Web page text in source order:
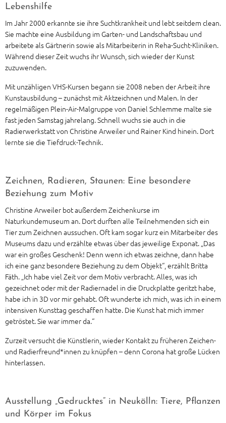
Lebenshilfe
Im Jahr 2000 erkannte sie ihre Suchtkrankheit und lebt seitdem clean.
Sie machte eine Ausbildung im Garten- und Landschaftsbau und
arbeitete als Gärtnerin sowie als Mitarbeiterin in Reha-Sucht-Kliniken.
Während dieser Zeit wuchs ihr Wunsch, sich wieder der Kunst
zuzuwenden.
Mit unzähligen VHS-Kursen begann sie 2008 neben der Arbeit ihre
Kunstausbildung – zunächst mit Aktzeichnen und Malen. In der
regelmäßigen Plein-Air-Malgruppe von Daniel Schlemme malte sie
fast jeden Samstag jahrelang. Schnell wuchs sie auch in die
Radierwerkstatt von Christine Arweiler und Rainer Kind hinein. Dort
lernte sie die Tiefdruck-Technik.
Zeichnen, Radieren, Staunen: Eine besondere
Beziehung zum Motiv
Christine Arweiler bot außerdem Zeichenkurse im
Naturkundemuseum an. Dort durften alle Teilnehmenden sich ein
Tier zum Zeichnen aussuchen. Oft kam sogar kurz ein Mitarbeiter des
Museums dazu und erzählte etwas über das jeweilige Exponat. „Das
war ein großes Geschenk! Denn wenn ich etwas zeichne, dann habe
ich eine ganz besondere Beziehung zu dem Objekt“, erzählt Britta
Fäth. „Ich habe viel Zeit vor dem Motiv verbracht. Alles, was ich
gezeichnet oder mit der Radiernadel in die Druckplatte geritzt habe,
habe ich in 3D vor mir gehabt. Oft wunderte ich mich, was ich in einem
intensiven Kunsttag geschaffen hatte. Die Kunst hat mich immer
getröstet. Sie war immer da.“
Zurzeit versucht die Künstlerin, wieder Kontakt zu früheren Zeichen-
und Radierfreund*innen zu knüpfen – denn Corona hat große Lücken
hinterlassen.
Ausstellung „Gedrucktes“ in Neukölln: Tiere, Pflanzen
und Körper im Fokus